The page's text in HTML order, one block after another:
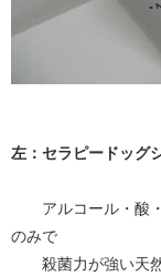
左：セラピードッグ
アルコール・酸・
のみで
殺菌力が強い天然